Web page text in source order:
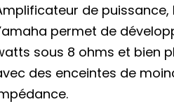
de puissance,
permet de
sous 8 ohms et bien
des enceintes de